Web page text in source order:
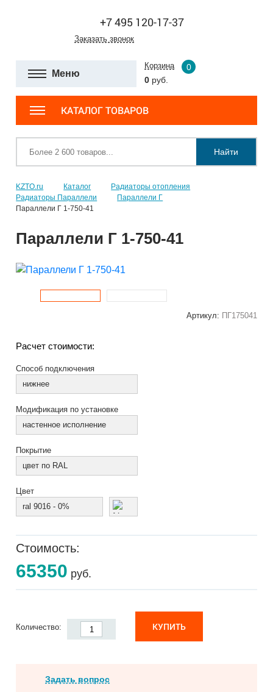
+7 495 120-17-37
Заказать звонок
Меню
Корзина
0
0 руб.
КАТАЛОГ ТОВАРОВ
Найти
KZTO.ru Каталог
Радиаторы отопления
Радиаторы Параллели
Параллели Г
Параллели Г 1-750-41
Параллели Г 1-750-41
Артикул: ПГ175041
Расчет стоимости:
Способ подключения
нижнее
Модификация по установке
настенное исполнение
Покрытие
цвет по RAL
Цвет
ral 9016 - 0%
Стоимость:
65350 руб.
Количество: КУПИТЬ
Задать вопрос